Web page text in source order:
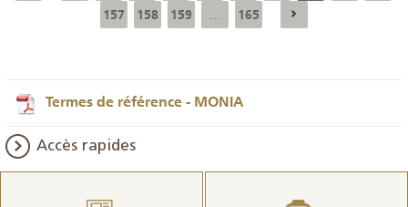
157
158 159 165
Termes de référence - MONIA
Accès rapides